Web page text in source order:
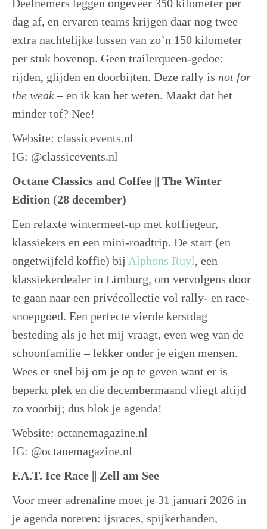
Deelnemers leggen ongeveer 350 kilometer per
dag af, en ervaren teams krijgen daar nog twee
extra nachtelijke lussen van zo’n 150 kilometer
per stuk bovenop. Geen trailerqueen-gedoe:
rijden, glijden en doorbijten. Deze rally is not for
the weak –en ik kan het weten. Maakt dat het
minder tof? Nee!
Website: classicevents.nl
IG: @classicevents.nl
Octane Classics and Coffee || The Winter
Edition (28 december)
Een relaxte wintermeet-up met koffiegeur,
klassiekers en een mini-roadtrip. De start (en
ongetwijfeld koffie) bij Alphons Ruyl, een
klassiekerdealer in Limburg, om vervolgens door
te gaan naar een privécollectie vol rally- en race-
snoepgoed. Een perfecte vierde kerstdag
besteding als je het mij vraagt, even weg van de
schoonfamilie – lekker onder je eigen mensen.
Wees er snel bij om je op te geven want er is
beperkt plek en die decembermaand vliegt altijd
zo voorbij; dus blok je agenda!
Website: octanemagazine.nl
IG: @octanemagazine.nl
F.A.T. Ice Race || Zell am See
Voor meer adrenaline moet je 31 januari 2026 in
je agenda noteren: ijsraces, spijkerbanden,